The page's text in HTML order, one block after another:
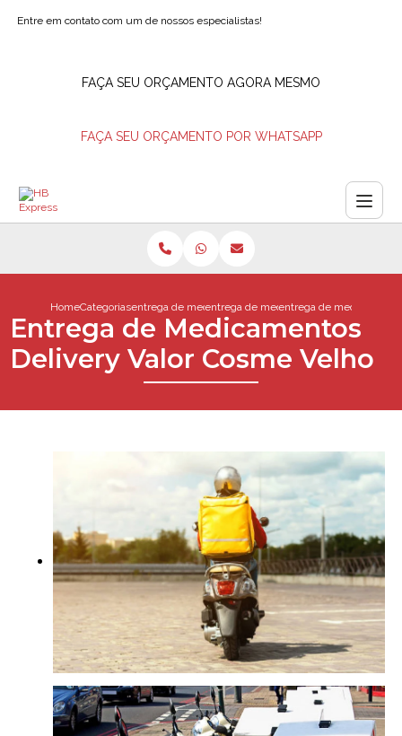
Entre em contato com um de nossos especialistas!
FAÇA SEU ORÇAMENTO AGORA MESMO
FAÇA SEU ORÇAMENTO POR WHATSAPP
HomeCategoriasentrega de medicamentosentrega de medicamento barra da tijuca
entrega de
Entrega de Medicamentos
Delivery Valor Cosme Velho